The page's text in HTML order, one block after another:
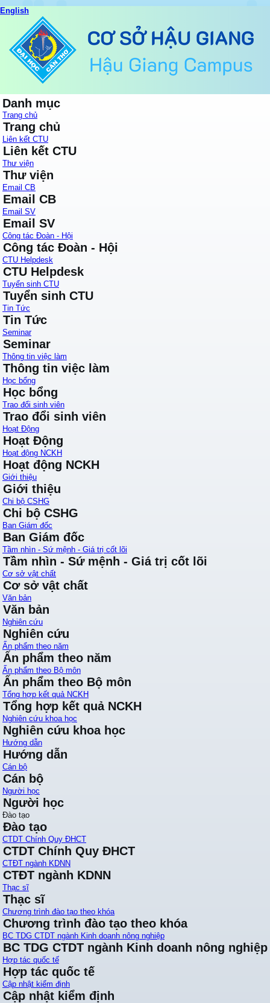
English
Danh mục
Trang chủ
Trang chủ
Liên kết CTU
Liên kết CTU
Thư viện
Thư viện
Email CB
Email CB
Email SV
Email SV
Công tác Đoàn - Hội
Công tác Đoàn - Hội
CTU Helpdesk
CTU Helpdesk
Tuyển sinh CTU
Tuyển sinh CTU
Tin Tức
Tin Tức
Seminar
Seminar
Thông tin việc làm
Thông tin việc làm
Học bổng
Học bổng
Trao đổi sinh viên
Trao đổi sinh viên
Hoạt Động
Hoạt Động
Hoạt động NCKH
Hoạt động NCKH
Giới thiệu
Giới thiệu
Chi bộ CSHG
Chi bộ CSHG
Ban Giám đốc
Ban Giám đốc
Tầm nhìn - Sứ mệnh - Giá trị cốt lõi
Tầm nhìn - Sứ mệnh - Giá trị cốt lõi
Cơ sở vật chất
Cơ sở vật chất
Văn bản
Văn bản
Nghiên cứu
Nghiên cứu
Ấn phẩm theo năm
Ấn phẩm theo năm
Ấn phẩm theo Bộ môn
Ấn phẩm theo Bộ môn
Tổng hợp kết quả NCKH
Tổng hợp kết quả NCKH
Nghiên cứu khoa học
Nghiên cứu khoa học
Hướng dẫn
Hướng dẫn
Cán bộ
Cán bộ
Người học
Người học
Đào tạo
Đào tạo
CTDT Chính Quy ĐHCT
CTDT Chính Quy ĐHCT
CTĐT ngành KDNN
CTĐT ngành KDNN
Thạc sĩ
Thạc sĩ
Chương trình đào tạo theo khóa
Chương trình đào tạo theo khóa
BC TDG CTDT ngành Kinh doanh nông nghiệp
BC TDG CTDT ngành Kinh doanh nông nghiệp
Hợp tác quốc tế
Hợp tác quốc tế
Cập nhật kiểm định
Cập nhật kiểm định